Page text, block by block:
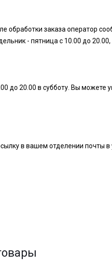
заказа оператор
- пятница с 10.00 до 20.00,
до 20.00 в субботу. Вы
в вашем отделении почты в